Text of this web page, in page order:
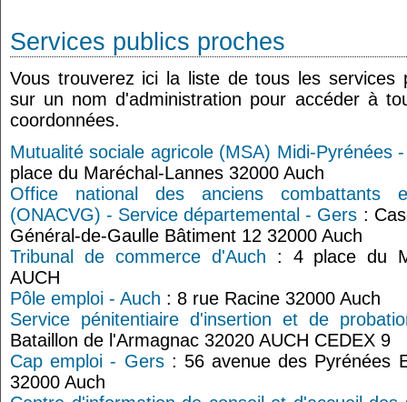
Services publics proches
Vous trouverez ici la liste de tous les services
sur un nom d'administration pour accéder à
coordonnées.
Mutualité sociale agricole (MSA) Midi-Pyrénées
place du Maréchal-Lannes 32000 Auch
Office national des anciens combattants
(ONACVG) - Service départemental - Gers :
Général-de-Gaulle Bâtiment 12 32000 Auch
Tribunal de commerce d'Auch : 4 place du
AUCH
Pôle emploi - Auch : 8 rue Racine 32000 Auch
Service pénitentiaire d'insertion et de
Bataillon de l'Armagnac 32020 AUCH CEDEX 9
Cap emploi - Gers: 56 avenue des Pyrénées
32000 Auch